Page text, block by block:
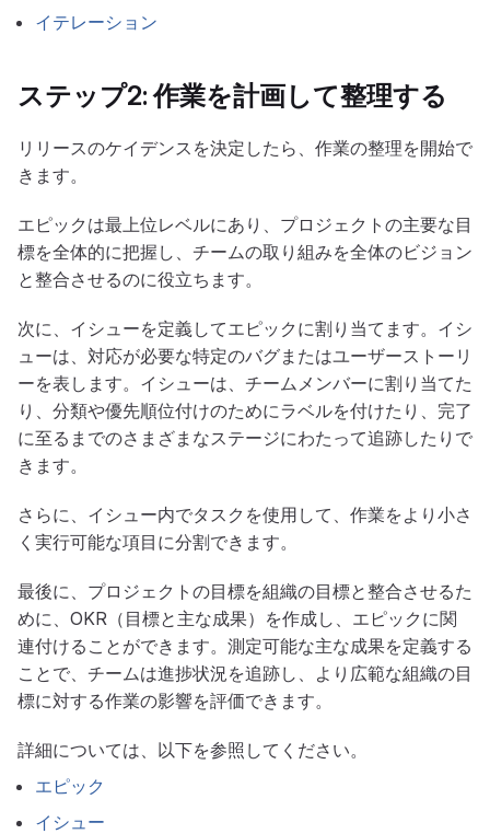
イテレーション
ステップ2: 作業を計画して整理する
リリースのケイデンスを決定したら、作業の整理を開始で
きます。
エピックは最上位レベルにあり、プロジェクトの主要な目
標を全体的に把握し、チームの取り組みを全体のビジョン
と整合させるのに役立ちます。
次に、イシューを定義してエピックに割り当てます。イシ
ューは、対応が必要な特定のバグまたはユーザーストーリ
ーを表します。イシューは、チームメンバーに割り当てた
り、分類や優先順位付けのためにラベルを付けたり、完了
に至るまでのさまざまなステージにわたって追跡したりで
きます。
さらに、イシュー内でタスクを使用して、作業をより小さ
く実行可能な項目に分割できます。
最後に、プロジェクトの目標を組織の目標と整合させるた
めに、OKR（目標と主な成果）を作成し、エピックに関
連付けることができます。測定可能な主な成果を定義する
ことで、チームは進捗状況を追跡し、より広範な組織の目
標に対する作業の影響を評価できます。
詳細については、以下を参照してください。
エピック
イシュー